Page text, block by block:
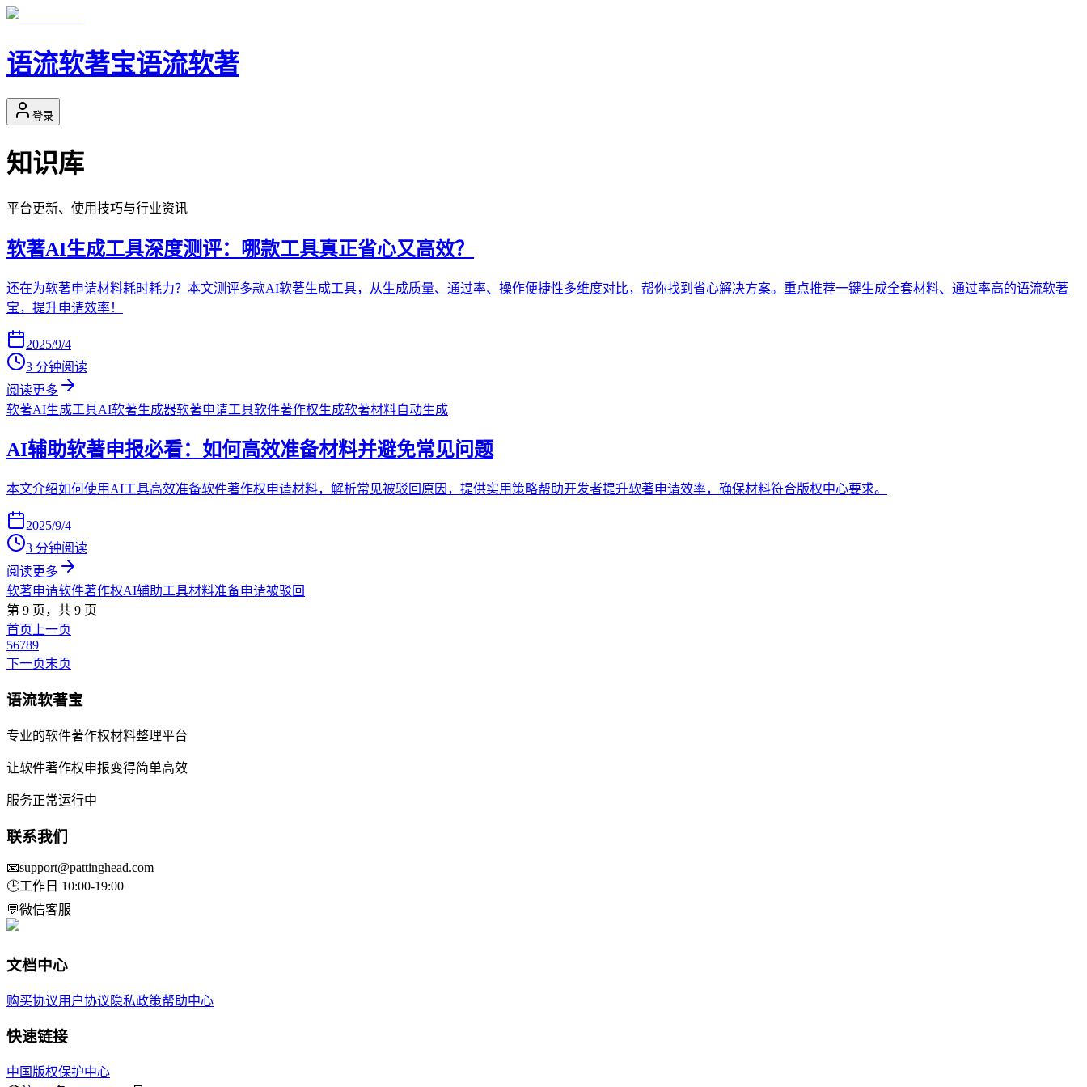
语流软著宝语流软著
登录
知识库
平台更新、使用技巧与行业资讯
软著AI生成工具深度测评：哪款工具真正省心又高效？
还在为软著申请材料耗时耗力？本文测评多款AI软著生成工具，从生成质量、通过率、操作便捷性多维度对比，帮你找到省心解决方案。重点推荐一键生成全套材料、通过率高的语流软著
宝，提升申请效率！
2025/9/4
3 分钟阅读
阅读更多
软著AI生成工具AI软著生成器软著申请工具软件著作权生成软著材料自动生成
AI辅助软著申报必看：如何高效准备材料并避免常见问题
本文介绍如何使用AI工具高效准备软件著作权申请材料，解析常见被驳回原因，提供实用策略帮助开发者提升软著申请效率，确保材料符合版权中心要求。
2025/9/4
3 分钟阅读
阅读更多
软著申请软件著作权AI辅助工具材料准备申请被驳回
第 9 页，共 9 页
首页 上一页
56789
下一页末页
语流软著宝
专业的软件著作权材料整理平台
让软件著作权申报变得简单高效
服务正常运行中
联系我们
📧support@pattinghead.com
🕒工作日 10:00-19:00
💬微信客服
文档中心
购买协议用户协议 隐私政策帮助中心
快速链接
中国版权保护中心